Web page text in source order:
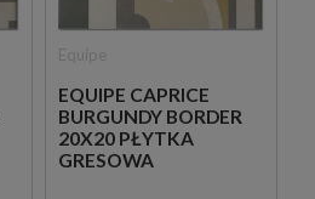
EQUIPE CAPRICE
BURGUNDY BORDER
20X20 PŁYTKA
GRESOWA